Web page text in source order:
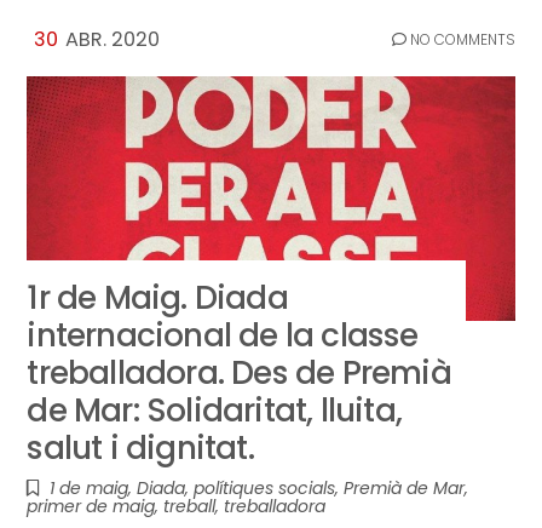
30 ABR. 2020 NO COMMENTS
1r de Maig. Diada
internacional de la classe
treballadora. Des de Premià
de Mar: Solidaritat, lluita,
salut i dignitat.
1 de maig,Diada,polítiques socials,Premià de Mar,
primer de maig, treball, treballadora